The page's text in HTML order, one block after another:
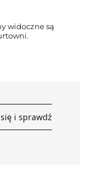
widoczne są
i sprawdź